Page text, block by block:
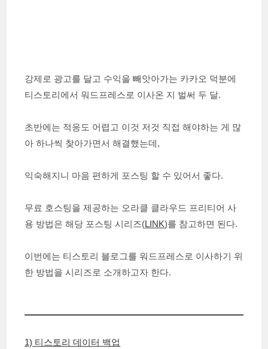
강제로 광고를 달고 수익을 빼앗아가는 카카오 덕분에
티스토리에서 워드프레스로 이사온 지 벌써 두 달.
초반에는 적응도 어렵고 이것 저것 직접 해야하는 게 많
아 하나씩 찾아가면서 해결했는데,
익숙해지니 마음 편하게 포스팅 할 수 있어서 좋다.
무료 호스팅을 제공하는 오라클 클라우드 프리티어 사
용 방법은 해당 포스팅 시리즈(LINK)를 참고하면 된다.
이번에는 티스토리 블로그를 워드프레스로 이사하기 위
한 방법을 시리즈로 소개하고자 한다.
1) 티스토리 데이터 백업